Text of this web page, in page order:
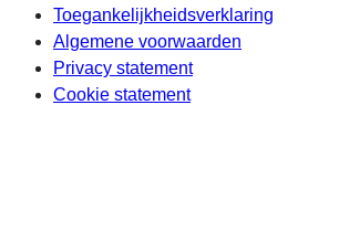
Toegankelijkheidsverklaring
Algemene voorwaarden
Privacy statement
Cookie statement